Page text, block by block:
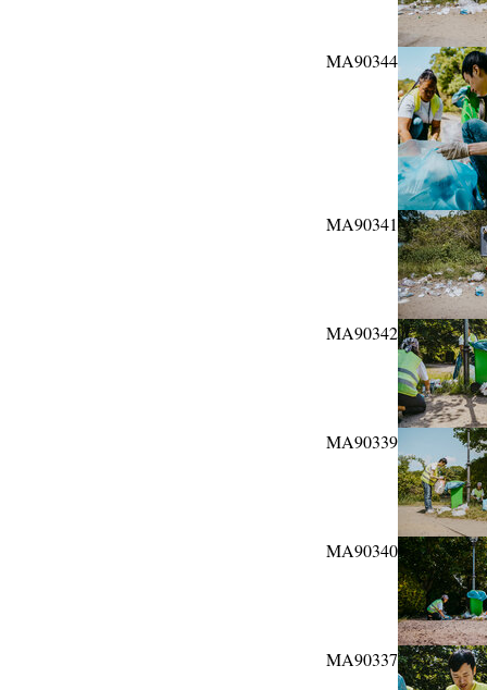
MA90344
MA90341
MA90342
MA90339
MA90340
MA90337